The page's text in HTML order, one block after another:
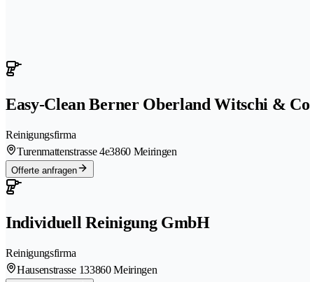
Easy-Clean Berner Oberland Witschi & Co
Reinigungsfirma
Turenmattenstrasse 4e3860 Meiringen
Offerte anfragen
Individuell Reinigung GmbH
Reinigungsfirma
Hausenstrasse 133860 Meiringen